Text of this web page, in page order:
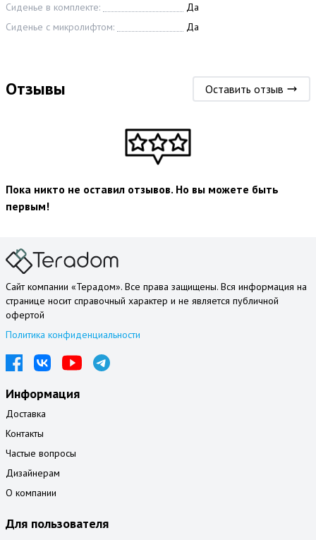
Сиденье в комплекте:
Да
Сиденье с микролифтом:
Да
Отзывы Оставить отзыв
Пока никто не оставил отзывов. Но вы можете быть
первым!
Сайт компании «Терадом». Все права защищены. Вся информация на
странице носит справочный характер и не является публичной
офертой
Политика конфиденциальности
Информация
Доставка
Контакты
Частые вопросы
Дизайнерам
О компании
Для пользователя